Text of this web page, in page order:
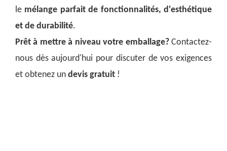
le mélange parfait de fonctionnalités, d'esthétique
et de durabilité.
Prêt à mettre à niveau votre emballage? Contactez-
nous dès aujourd'hui pour discuter de vos exigences
et obtenez un devis gratuit !